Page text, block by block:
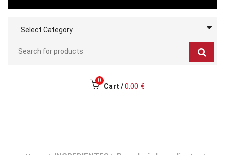
0
Cart / 0.00 €